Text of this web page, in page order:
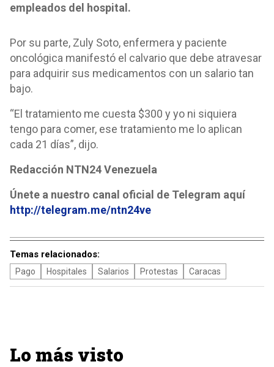
empleados del hospital.
Por su parte, Zuly Soto, enfermera y paciente
oncológica manifestó el calvario que debe atravesar
para adquirir sus medicamentos con un salario tan
bajo.
“El tratamiento me cuesta $300 y yo ni siquiera
tengo para comer, ese tratamiento me lo aplican
cada 21 días”, dijo.
Redacción NTN24 Venezuela
Únete a nuestro canal oficial de Telegram aquí
http://telegram.me/ntn24ve
Temas relacionados:
Pago Hospitales Salarios Protestas Caracas
Lo más visto